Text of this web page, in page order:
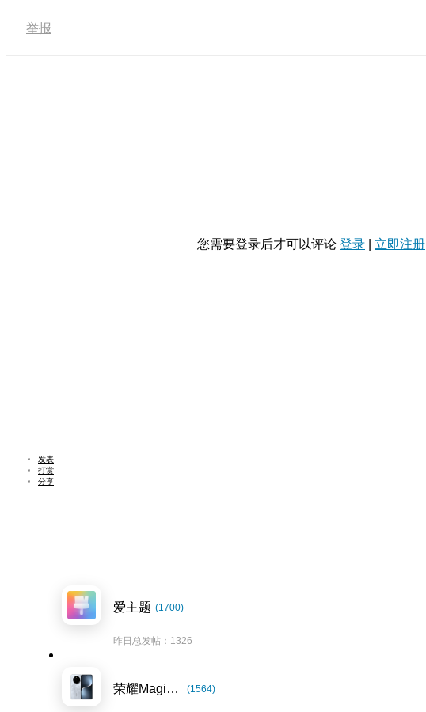
举报
您需要登录后才可以评论 登录 立即注册
发表
打赏
分享
爱主题 (1700)
昨日总发帖：1326
荣耀Magic7系列 (1564)